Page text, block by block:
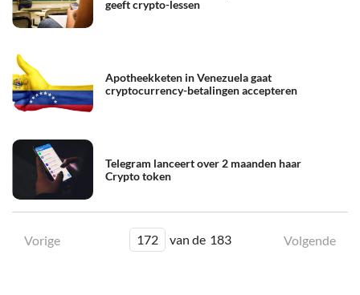
geeft crypto-lessen
Apotheekketen in Venezuela gaat
cryptocurrency-betalingen accepteren
Telegram lanceert over 2 maanden haar
Crypto token
Vorige 172 van de 183 Volgende